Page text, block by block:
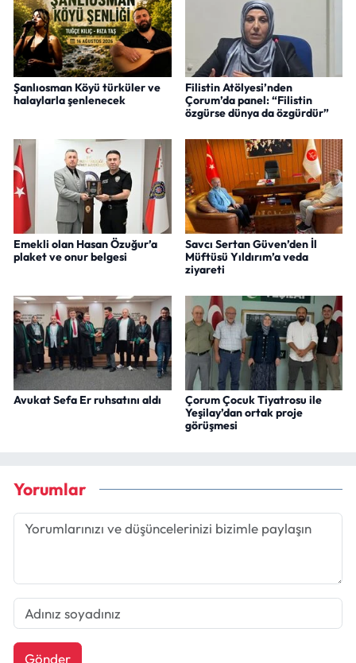
Şanlıosman Köyü türküler ve
halaylarla şenlenecek
Filistin Atölyesi’nden
Çorum’da panel: “Filistin
özgürse dünya da özgürdür”
Emekli olan Hasan Özuğur’a
plaket ve onur belgesi
Savcı Sertan Güven’den İl
Müftüsü Yıldırım’a veda
ziyareti
Avukat Sefa Er ruhsatını aldı
Çorum Çocuk Tiyatrosu ile
Yeşilay’dan ortak proje
görüşmesi
Yorumlar
Gönder